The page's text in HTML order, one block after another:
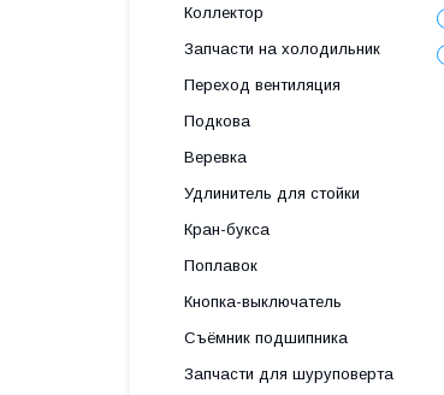
Коллектор
Запчасти на холодильник
Переход вентиляция
Подкова
Веревка
Удлинитель для стойки
Кран-букса
Поплавок
Кнопка-выключатель
Съёмник подшипника
Запчасти для шуруповерта